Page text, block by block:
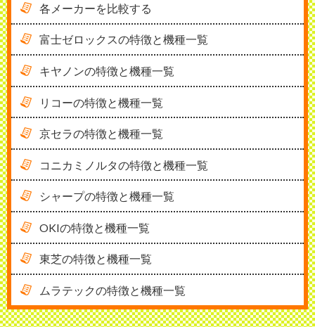
各メーカーを比較する
富士ゼロックスの特徴と機種一覧
キヤノンの特徴と機種一覧
リコーの特徴と機種一覧
京セラの特徴と機種一覧
コニカミノルタの特徴と機種一覧
シャープの特徴と機種一覧
OKIの特徴と機種一覧
東芝の特徴と機種一覧
ムラテックの特徴と機種一覧